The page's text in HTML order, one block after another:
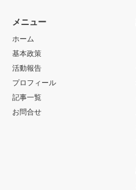
メニュー
ホーム
基本政策
活動報告
プロフィール
記事一覧
お問合せ